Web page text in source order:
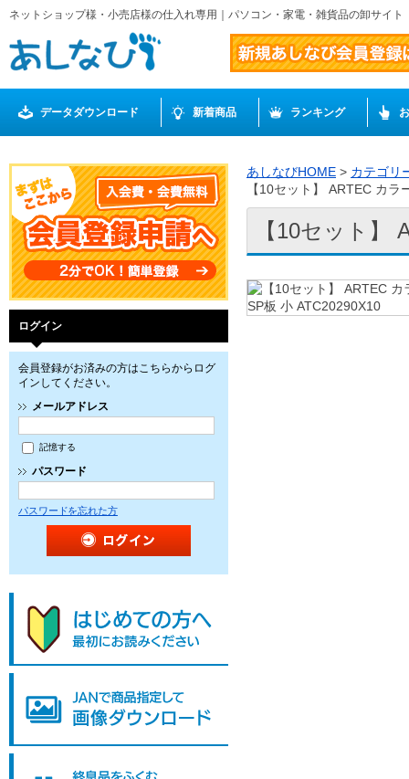
ネットショップ様・小売店様の仕入れ専用｜パソコン・家電・雑貨品の卸サイ
データダウンロード 新着商品 ランキング
ログイン
会員登録がお済みの方はこちらからログ
インしてください。
メールアドレス
記憶する
パスワード
パスワードを忘れた方
あしなびHOME > カテゴリ
【10セット】 ARTEC カ
【10セット】